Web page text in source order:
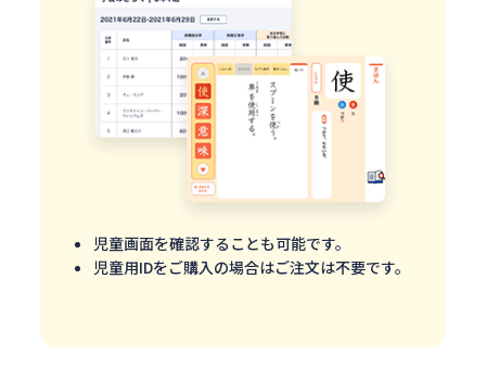
児童画面を確認することも可能です。
児童用IDをご購入の場合はご注文は不要です。